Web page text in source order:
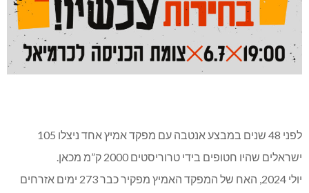
לפני 48 שנים במבצע אנטבה עם מפקד אמיץ אחד ניצלו 105
ישראלים שהיו חטופים בידי טרוריסטים 2000 ק”מ מכאן.
יולי 2024, האח של המפקד האמיץ מפקיר כבר 273 ימים אזרחים